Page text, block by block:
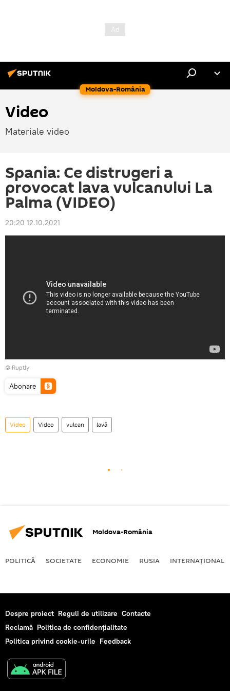
Moldova-România
Video
Materiale video
Spania: Ce distrugeri a
provocat lava vulcanului La
Palma (VIDEO)
20:20 12.10.2021
© Ruptly
Abonare
Video Video vulcan lavă
Moldova-România
POLITICĂ SOCIETATE ECONOMIE RUSIA INTERNAŢIONAL
Despre proiect Reguli de utilizare Contacte
Reclamă Politica de confidențialitate
Politica privind cookie-urile Feedback